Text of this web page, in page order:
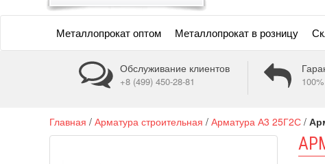
Металлопрокат оптом Металлопрокат в розницу
Обслуживание клиентов
+8 (499) 450-28-81
Главная / Арматура строительная / Арматура А3 25Г2С /